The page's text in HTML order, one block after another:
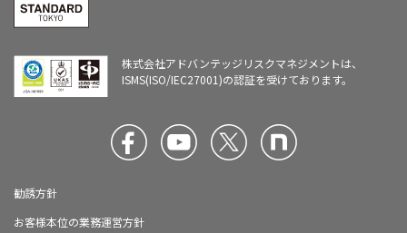
株式会社アドバンテッジリスクマネジメントは、
ISMS(ISO/IEC27001)の認証を受けております。
勧誘方針
お客様本位の業務運営方針